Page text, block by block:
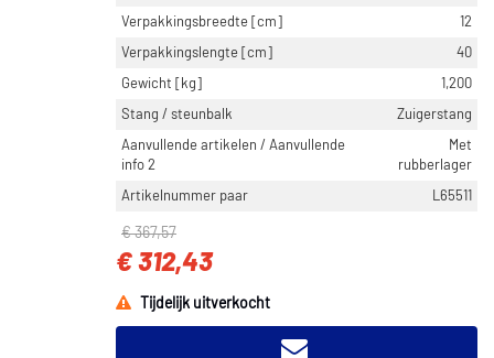
Verpakkingsbreedte [cm]
12
Verpakkingslengte [cm]
40
Gewicht [kg]
1,200
Stang / steunbalk
Zuigerstang
Aanvullende artikelen / Aanvullende
info 2
Met
rubberlager
Artikelnummer paar
L65511
€ 367,57
€ 312,43
Tijdelijk uitverkocht